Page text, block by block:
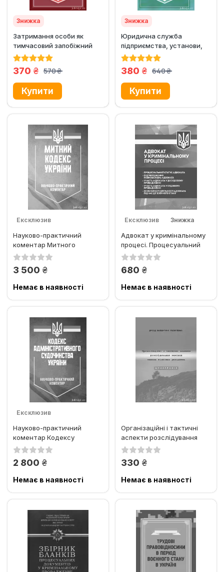
Знижка
Затримання особи як
тимчасовий запобіжний
захід у кримінальному...
570
грн.
370 грн.
Знижка
Юридична служба
підприємства, установи,
організації. Актуальне...
640
грн.
380 грн.
Ексклюзив
Науково-практичний
коментар Митного
кодексу України
3 500 грн.
Немає в наявності
Ексклюзив Знижка
Адвокат у кримінальному
процесі. Процесуальний
статус адвоката,...
680 грн.
Немає в наявності
Ексклюзив
Науково-практичний
коментар Кодексу
адміністративного
2 800 грн.
Немає в наявності
Організаційні і тактичні
аспекти розслідування
умисних тяжких тілесних...
330 грн.
Немає в наявності